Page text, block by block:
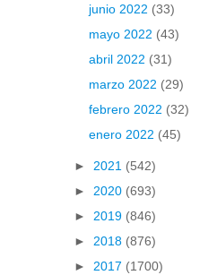
junio 2022 (33)
mayo 2022 (43)
abril 2022 (31)
marzo 2022 (29)
febrero 2022 (32)
enero 2022 (45)
► 2021 (542)
► 2020 (693)
► 2019 (846)
► 2018 (876)
► 2017 (1700)